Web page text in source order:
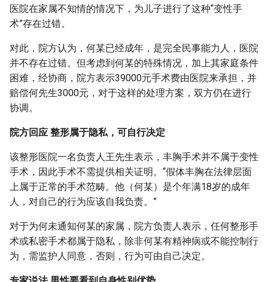
医院在家属不知情的情况下，为儿子进行了这种“变性手
术”存在过错。
对此，院方认为，何某已经成年，是完全民事能力人，医院
并不存在过错。但考虑到何某的特殊情况，加上其家庭条件
困难，经协商，院方表示39000元手术费由医院来承担，并
赔偿何先生3000元，对于这样的处理方案，双方仍在进行
协调。
院方回应 整形属于隐私，可自行决定
该整形医院一名负责人王先生表示，丰胸手术并不属于变性
手术，因此手术不需提供相关证明。“假体丰胸在法律层面
上属于正常的手术范畴。他（何某）是个年满18岁的成年
人，对自己的行为应该自我负责。”
对于为何未通知何某的家属，院方负责人表示，任何整形手
术或私密手术都属于隐私，除非何某有精神病或不能控制行
为，需监护人同意，否则，行为可由自己决定。